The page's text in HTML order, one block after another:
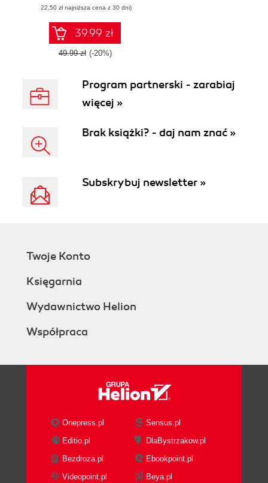
(22,50 zł najniższa cena z 30 dni)
39.99 zł
49.99 zł (-20%)
Program partnerski - zarabiaj
więcej »
Brak książki? - daj nam znać »
Subskrybuj newsletter »
Twoje Konto
Księgarnia
Wydawnictwo Helion
Współpraca
Onepress.pl
Sensus.pl
Editio.pl
DlaBystrzakow.pl
Bezdroza.pl
Ebookpoint.pl
Videopoint.pl
Beya.pl